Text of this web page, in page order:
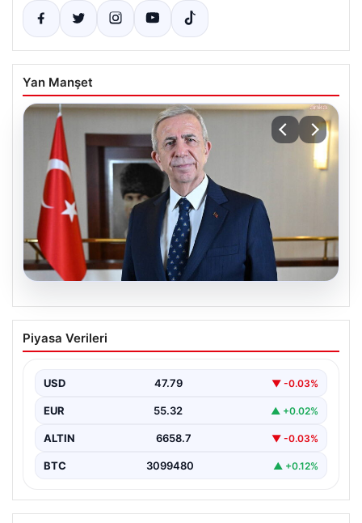
Yan Manşet
08.08.2026
Mansur Yavaş’tan Ata Çiftliği’ne Davet:
Doğa ile İç İçe Bir Gün Geçirmeye Davet
Yavaş, geçtiğimiz günlerde yaptığı açıklamayla
Ankaralıları Gölbaşı bölgesinde…
Piyasa Verileri
USD 47.79 ▼ -0.03%
EUR 55.32 ▲ +0.02%
ALTIN 6658.7 ▼ -0.03%
BTC 3099480 ▲ +0.12%